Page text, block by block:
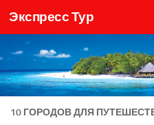
Skip to content
Экспресс Тур
10 ГОРОДОВ ДЛЯ